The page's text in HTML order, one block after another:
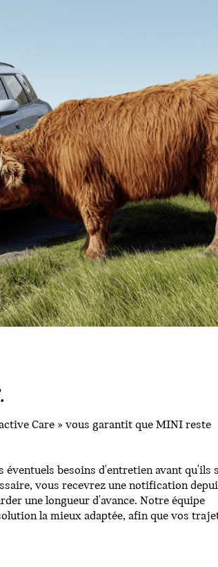
Care » vous garantit que MINI reste
besoins d'entretien avant qu'ils
vous recevrez une notification
une longueur d'avance. Notre équipe
la mieux adaptée, afin que vos